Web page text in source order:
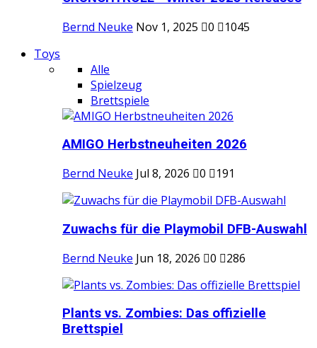
Bernd Neuke Nov 1, 2025 0
1045
Toys
Alle
Spielzeug
Brettspiele
AMIGO Herbstneuheiten 2026
Bernd Neuke Jul 8, 2026 0 191
Zuwachs für die Playmobil DFB-Auswahl
Bernd Neuke Jun 18, 2026 0 286
Plants vs. Zombies: Das offizielle
Brettspiel